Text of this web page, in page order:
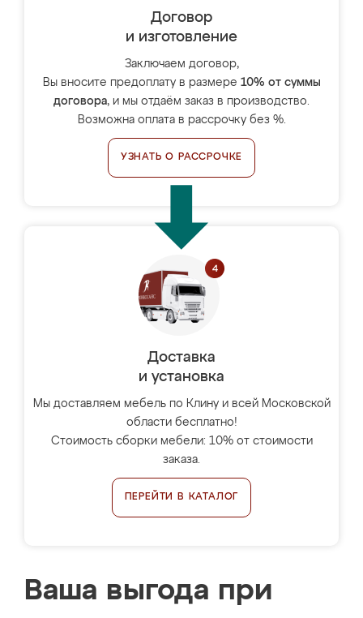
Договор
и изготовление
Заключаем договор,
Вы вносите предоплату в размере 10% от суммы
договора, и мы отдаём заказ в производство.
Возможна оплата в рассрочку без %.
УЗНАТЬ О РАССРОЧКЕ
Доставка
и установка
Мы доставляем мебель по Клину и всей Московской
области бесплатно!
Стоимость сборки мебели: 10% от стоимости
заказа.
ПЕРЕЙТИ В КАТАЛОГ
Ваша выгода при